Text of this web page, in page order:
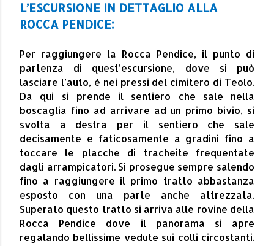
L’ESCURSIONE IN DETTAGLIO ALLA
ROCCA PENDICE:
Per raggiungere la Rocca Pendice, il punto di
partenza di quest’escursione, dove si può
lasciare l’auto, è nei pressi del cimitero di Teolo.
Da qui si prende il sentiero che sale nella
boscaglia fino ad arrivare ad un primo bivio, si
svolta a destra per il sentiero che sale
decisamente e faticosamente a gradini fino a
toccare le placche di tracheite frequentate
dagli arrampicatori. Si prosegue sempre salendo
fino a raggiungere il primo tratto abbastanza
esposto con una parte anche attrezzata.
Superato questo tratto si arriva alle rovine della
Rocca Pendice dove il panorama si apre
regalando bellissime vedute sui colli circostanti.